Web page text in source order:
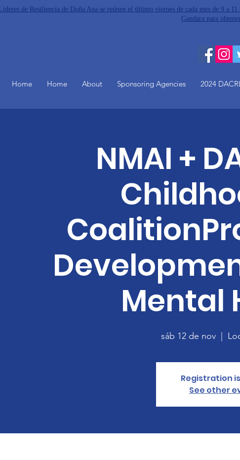
de Resiliencia de Doña Ana se reúnen el último viernes de cada mes de 9 a
Gandara para
Home Home About Sponsoring Agencies 2024
NMAI +
Mental
sáb 12 de nov
Registration
See other